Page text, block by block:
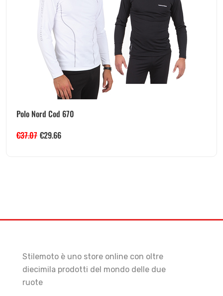
Polo Nord Cod 670
€37.07 €29.66
Stilemoto è uno store online con oltre
diecimila prodotti del mondo delle due
ruote